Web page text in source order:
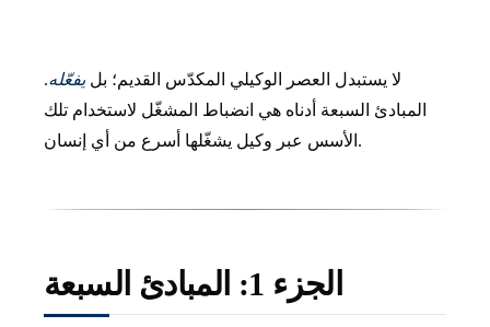
لا يستبدل العصر الوكيلي المكدّس القديم؛ بليفعّله.
المبادئ السبعة أدناه هي انضباط المشغّل لاستخدام تلك
الأسس عبر وكيل يشغّلها أسرع من أي إنسان.
الجزء 1: المبادئ السبعة